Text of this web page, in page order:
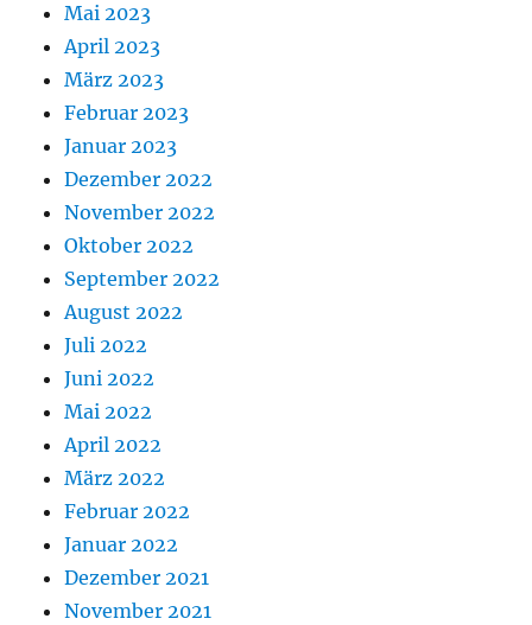
Mai 2023
April 2023
März 2023
Februar 2023
Januar 2023
Dezember 2022
November 2022
Oktober 2022
September 2022
August 2022
Juli 2022
Juni 2022
Mai 2022
April 2022
März 2022
Februar 2022
Januar 2022
Dezember 2021
November 2021